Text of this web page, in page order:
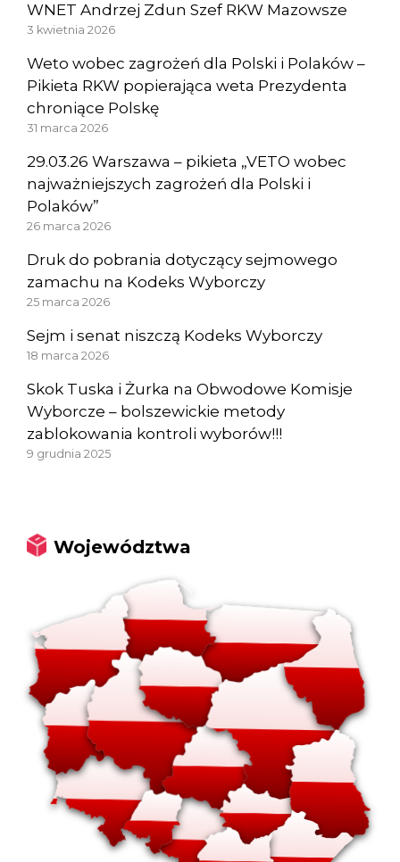
WNET Andrzej Zdun Szef RKW Mazowsze
3 kwietnia 2026
Weto wobec zagrożeń dla Polski i Polaków –
Pikieta RKW popierająca weta Prezydenta
chroniące Polskę
31 marca 2026
29.03.26 Warszawa – pikieta „VETO wobec
najważniejszych zagrożeń dla Polski i
Polaków”
26 marca 2026
Druk do pobrania dotyczący sejmowego
zamachu na Kodeks Wyborczy
25 marca 2026
Sejm i senat niszczą Kodeks Wyborczy
18 marca 2026
Skok Tuska i Żurka na Obwodowe Komisje
Wyborcze – bolszewickie metody
zablokowania kontroli wyborów!!!
9 grudnia 2025
Województwa